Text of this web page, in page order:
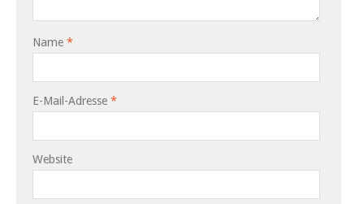
Name *
E-Mail-Adresse *
Website